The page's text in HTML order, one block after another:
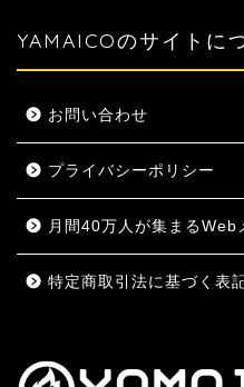
YAMAICOのサイトに
お問い合わせ
プライバシーポリシー
月間40万人が集まるWeb
特定商取引法に基づく表